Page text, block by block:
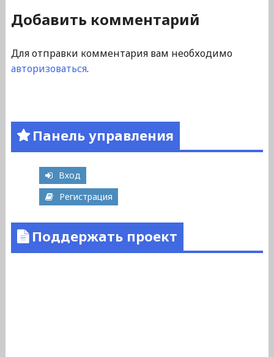
Добавить комментарий
Для отправки комментария вам необходимо
авторизоваться.
Панель управления
Вход
Регистрация
Поддержать проект